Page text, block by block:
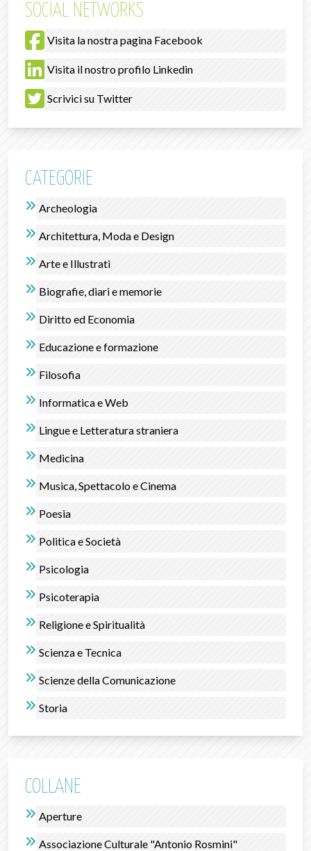
SOCIAL NETWORKS
Visita la nostra pagina Facebook
Visita il nostro profilo Linkedin
Scrivici su Twitter
CATEGORIE
Archeologia
Architettura, Moda e Design
Arte e Illustrati
Biografie, diari e memorie
Diritto ed Economia
Educazione e formazione
Filosofia
Informatica e Web
Lingue e Letteratura straniera
Medicina
Musica, Spettacolo e Cinema
Poesia
Politica e Società
Psicologia
Psicoterapia
Religione e Spiritualità
Scienza e Tecnica
Scienze della Comunicazione
Storia
COLLANE
Aperture
Associazione Culturale "Antonio Rosmini"